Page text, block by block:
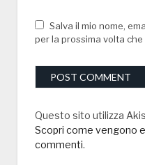
Salva il mio nome,
per la prossima volta che
Questo sito utilizza
Scopri come vengono
commenti.